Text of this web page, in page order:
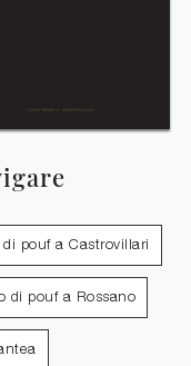
di pouf a Castrovillari
di pouf a Rossano